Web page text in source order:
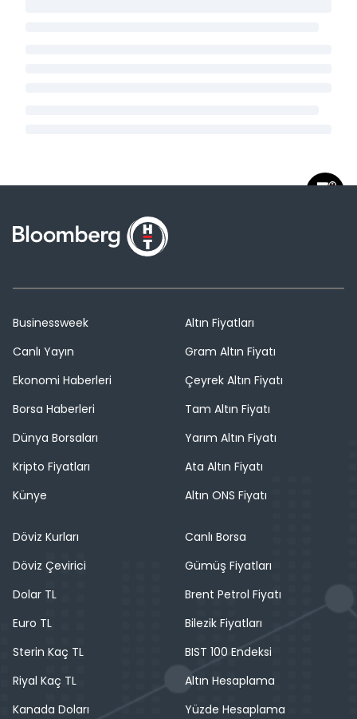
Businessweek
Canlı Yayın
Ekonomi Haberleri
Borsa Haberleri
Dünya Borsaları
Kripto Fiyatları
Künye
Altın Fiyatları
Gram Altın Fiyatı
Çeyrek Altın Fiyatı
Tam Altın Fiyatı
Yarım Altın Fiyatı
Ata Altın Fiyatı
Altın ONS Fiyatı
Döviz Kurları
Döviz Çevirici
Dolar TL
Euro TL
Sterin Kaç TL
Riyal Kaç TL
Kanada Doları
Canlı Borsa
Gümüş Fiyatları
Brent Petrol Fiyatı
Bilezik Fiyatları
BIST 100 Endeksi
Altın Hesaplama
Yüzde Hesaplama